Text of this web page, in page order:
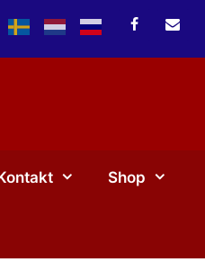
Shop